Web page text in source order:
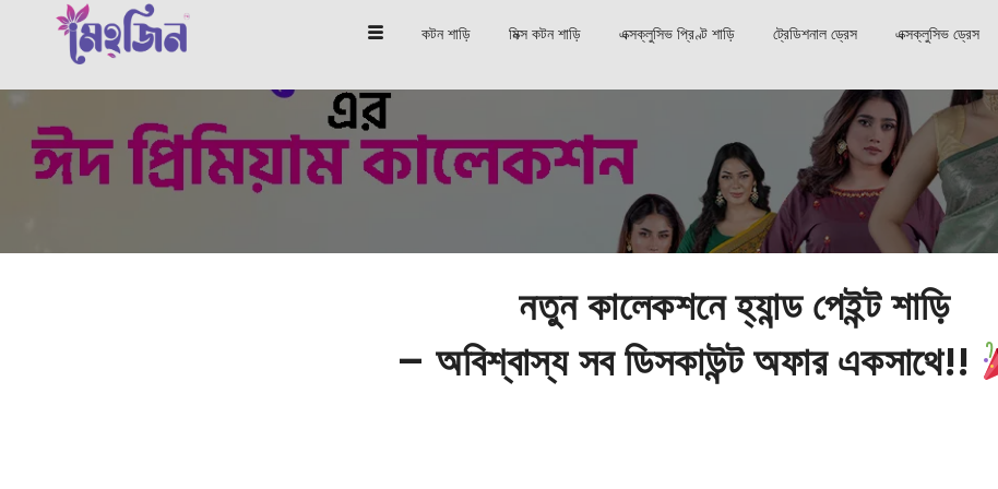
কটন শাড়ি মিক্স কটন শাড়ি এক্সক্লুসিভ প্রিণ্ট শাড়ি ট্রেডিশনাল ড্রেস এক্সক্লুসিভ ড্রেস
নতুন কালেকশনে হ্যান্ড পেইন্ট শাড়ি
– অবিশ্বাস্য সব ডিসকাউন্ট অফার একসাথে!!